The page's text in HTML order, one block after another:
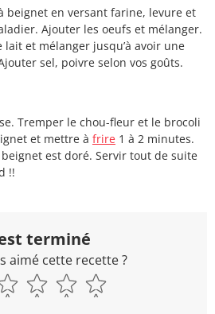
beignet en versant farine, levure et
Ajouter les oeufs et mélanger.
et mélanger jusqu’à avoir une
sel, poivre selon vos goûts.
Tremper le chou-fleur et le brocoli
et mettre à frire 1 à 2 minutes.
est doré. Servir tout de suite
!!
terminé
aimé cette recette ?